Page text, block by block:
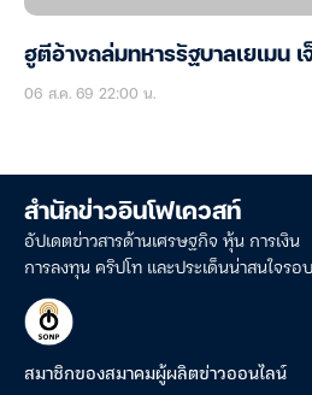
ฮูตีอ้างถล่มทหารรัฐบาลเยเมน
06 ส.ค. 69 22:00 น.
สำนักข่าวอินโฟเควสท์
อัปเดตข่าวสารด้านเศรษฐกิจ หุ้น การเงิน
การลงทุน คริปโท และประเด็นน่าสนใจรอ
สมาชิกของสมาคมผู้ผลิตข่าวออนไลน์